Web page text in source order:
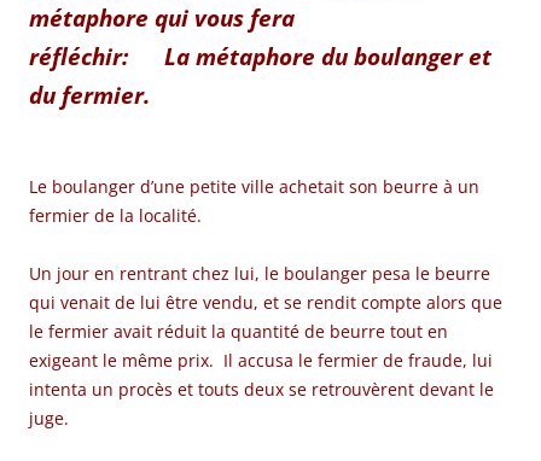
métaphore qui vous fera
réfléchir: La métaphore du boulanger et
du fermier.
Le boulanger d’une petite ville achetait son beurre à un
fermier de la localité.
Un jour en rentrant chez lui, le boulanger pesa le beurre
qui venait de lui être vendu, et se rendit compte alors que
le fermier avait réduit la quantité de beurre tout en
exigeant le même prix. Il accusa le fermier de fraude, lui
intenta un procès et touts deux se retrouvèrent devant le
juge.